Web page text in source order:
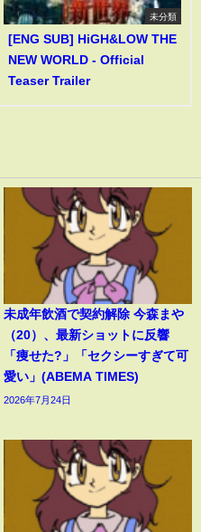
未分類
[ENG SUB] HiGH&LOW THE
NEW WORLD - Official
Teaser Trailer
未成年飲酒で契約解除 今森まや
（20）、最新ショットに反響
「痩せた?」「セクシーすぎて可
愛い」(ABEMA TIMES)
2026年7月24日